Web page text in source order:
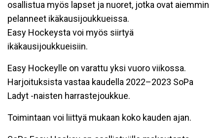
osallistua myös lapset ja nuoret, jotka ovat aiemmin
pelanneet ikäkausijoukkueissa.
Easy Hockeysta voi myös siirtyä
ikäkausijoukkueisiin.
Easy Hockeylle on varattu yksi vuoro viikossa.
Harjoituksista vastaa kaudella 2022–2023 SoPa
Ladyt -naisten harrastejoukkue.
Toimintaan voi liittyä mukaan koko kauden ajan.